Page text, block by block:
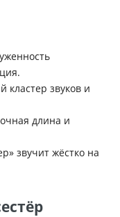
звуков и
длина и
звучит жёстко на